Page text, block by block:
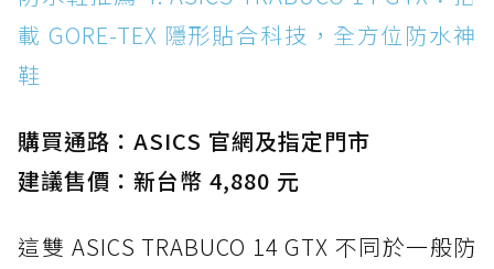
載 GORE-TEX 隱形貼合科技，全方位防水神
鞋
購買通路：ASICS 官網及指定門市
建議售價：新台幣 4,880 元
這雙 ASICS TRABUCO 14 GTX 不同於一般防